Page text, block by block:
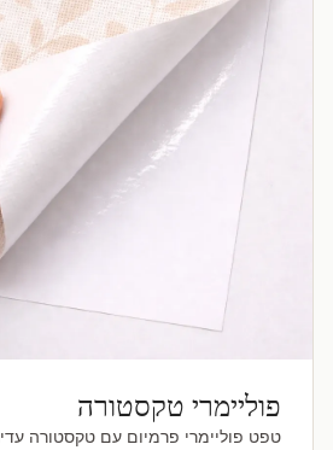
פוליימרי טקסטורה
טפט פוליימרי פרמיום עם טקסטורה